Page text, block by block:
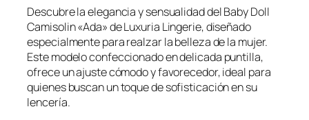
c
i
o
o
r
c
i
o
a
c
Descubre la elegancia y sensualidad del Baby Doll
Camisolin «Ada» de Luxuria Lingerie, diseñado
especialmente para realzar la belleza de la mujer.
Este modelo confeccionado en delicada puntilla,
ofrece un ajuste cómodo y favorecedor, ideal para
quienes buscan un toque de sofisticación en su
lencería.